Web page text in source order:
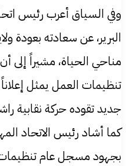
وفي السياق أعرب رئيس
البرير، عن سعادته بعودة
مناحي الحياة، مشيراً
تنظيمات العمل يمثل
جديد تقوده حركة نقابية
كما أشاد رئيس الاتحاد
بجهود مسجل عام تنظيمات